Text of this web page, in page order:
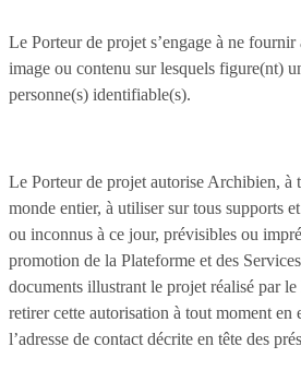
Le Porteur de projet s’engage à ne
image ou contenu sur lesquels figure(nt)
personne(s) identifiable(s).
Le Porteur de projet autorise Archibien, à
monde entier, à utiliser sur tous supports
ou inconnus à ce jour, prévisibles ou
promotion de la Plateforme et des
documents illustrant le projet réalisé par
retirer cette autorisation à tout moment en
l’adresse de contact décrite en tête des